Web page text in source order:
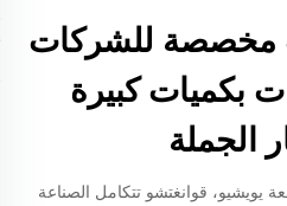
مخصصة للشركات
بكميات كبيرة
الجملة
يويشيو، قوانغتشو تتكامل الصناعة